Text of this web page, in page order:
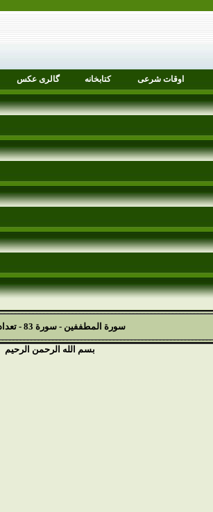
اوقات شرعی کتابخانه گالری عکس
سورة المطففين - سورة 83 - تعداد آيه 36
بسم الله الرحمن الرحيم